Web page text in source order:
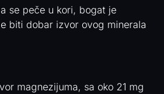
se peče u kori, bogat je
biti dobar izvor ovog minerala
magnezijuma, sa oko 21 mg